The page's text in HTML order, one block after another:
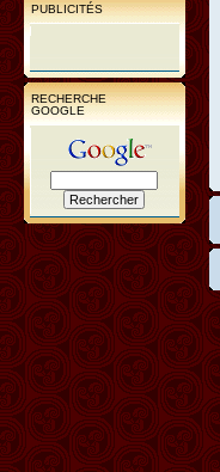
PUBLICITÉS
RECHERCHE
GOOGLE